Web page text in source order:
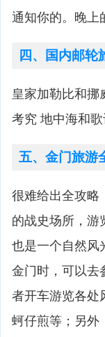
通知你的。晚上
四、国内邮轮
皇家加勒比和挪
考究 地中海和
五、金门旅游
很难给出全攻略
的战史场所，游
也是一个自然风
金门时，可以去
者开车游览各处
蚵仔煎等；另外